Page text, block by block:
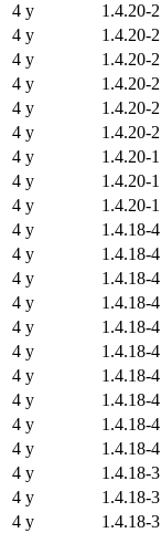
4 y
1.4.20-2
4 y
1.4.20-2
4 y
1.4.20-2
4 y
1.4.20-2
4 y
1.4.20-2
4 y
1.4.20-2
4 y
1.4.20-1
4 y
1.4.20-1
4 y
1.4.20-1
4 y
1.4.18-4
4 y
1.4.18-4
4 y
1.4.18-4
4 y
1.4.18-4
4 y
1.4.18-4
4 y
1.4.18-4
4 y
1.4.18-4
4 y
1.4.18-4
4 y
1.4.18-4
4 y
1.4.18-4
4 y
1.4.18-3
4 y
1.4.18-3
4 y
1.4.18-3